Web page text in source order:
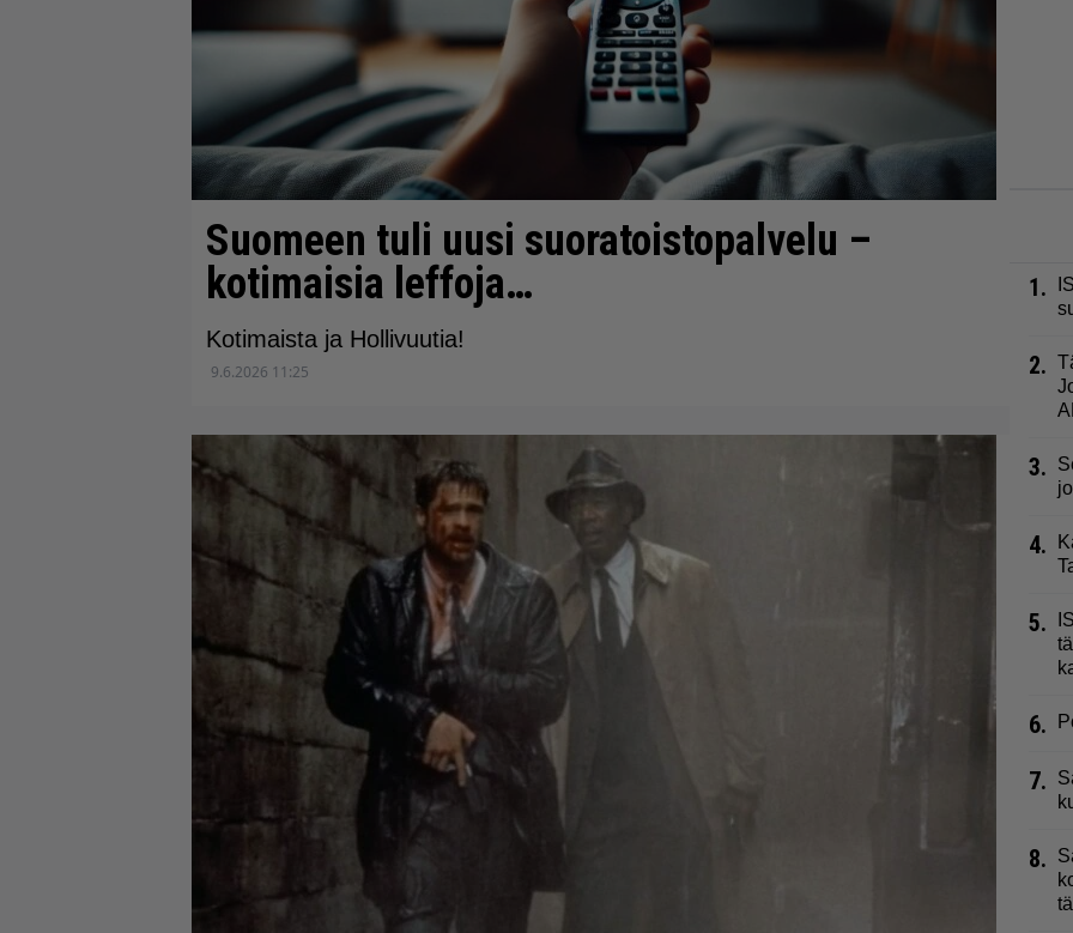
Suomeen tuli uusi suoratoistopalvelu –
kotimaisia leffoja…
Kotimaista ja Hollivuutia!
9.6.2026 11:25
1.
2.
3.
4.
5.
6.
7.
8.